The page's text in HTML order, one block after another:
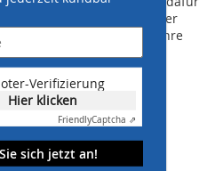
Flughäfen tagtäglich von der
profitieren und ihre
Verifizierung
Hier klicken
FriendlyCaptcha ⇗
sich jetzt an!